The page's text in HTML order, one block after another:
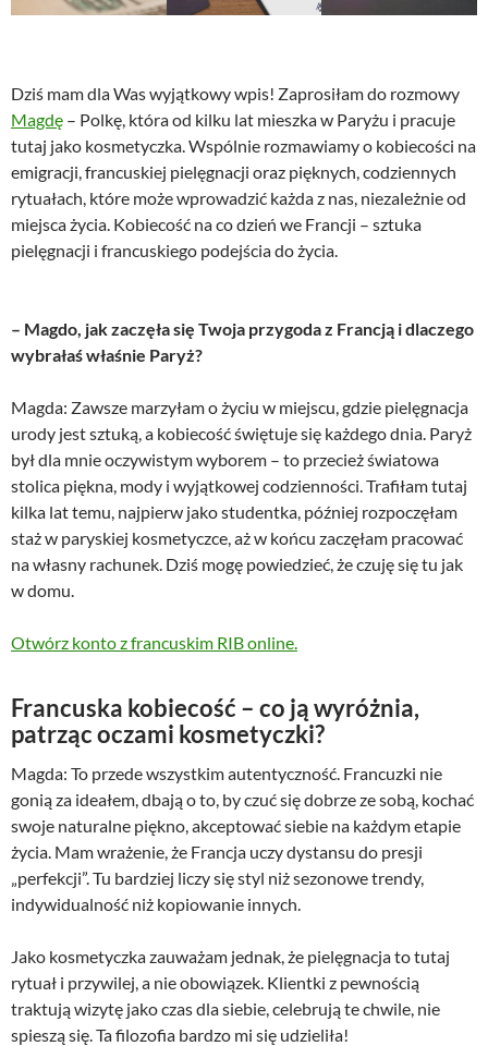
Dziś mam dla Was wyjątkowy wpis! Zaprosiłam do rozmowy
Magdę – Polkę, która od kilku lat mieszka w Paryżu i pracuje
tutaj jako kosmetyczka. Wspólnie rozmawiamy o kobiecości na
emigracji, francuskiej pielęgnacji oraz pięknych, codziennych
rytuałach, które może wprowadzić każda z nas, niezależnie od
miejsca życia. Kobiecość na co dzień we Francji – sztuka
pielęgnacji i francuskiego podejścia do życia.
– Magdo, jak zaczęła się Twoja przygoda z Francją i dlaczego
wybrałaś właśnie Paryż?
Magda: Zawsze marzyłam o życiu w miejscu, gdzie pielęgnacja
urody jest sztuką, a kobiecość świętuje się każdego dnia. Paryż
był dla mnie oczywistym wyborem – to przecież światowa
stolica piękna, mody i wyjątkowej codzienności. Trafiłam tutaj
kilka lat temu, najpierw jako studentka, później rozpoczęłam
staż w paryskiej kosmetyczce, aż w końcu zaczęłam pracować
na własny rachunek. Dziś mogę powiedzieć, że czuję się tu jak
w domu.
Otwórz konto z francuskim RIB online.
Francuska kobiecość – co ją wyróżnia,
patrząc oczami kosmetyczki?
Magda: To przede wszystkim autentyczność. Francuzki nie
gonią za ideałem, dbają o to, by czuć się dobrze ze sobą, kochać
swoje naturalne piękno, akceptować siebie na każdym etapie
życia. Mam wrażenie, że Francja uczy dystansu do presji
„perfekcji”. Tu bardziej liczy się styl niż sezonowe trendy,
indywidualność niż kopiowanie innych.
Jako kosmetyczka zauważam jednak, że pielęgnacja to tutaj
rytuał i przywilej, a nie obowiązek. Klientki z pewnością
traktują wizytę jako czas dla siebie, celebrują te chwile, nie
spieszą się. Ta filozofia bardzo mi się udzieliła!